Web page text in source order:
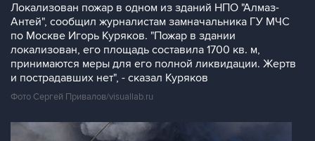
Локализован пожар в одном из зданий НПО "Алмаз-
Антей", сообщил журналистам замначальника ГУ МЧС
по Москве Игорь Куряков. "Пожар в здании
локализован, его площадь составила 1700 кв. м,
принимаются меры для его полной ликвидации. Жертв
и пострадавших нет", - сказал Куряков
Фото Сергей Привалов/visuallab.ru